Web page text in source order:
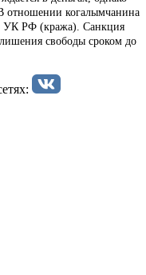
отношении когалымчанина
УК РФ (кража). Санкция
свободы сроком до